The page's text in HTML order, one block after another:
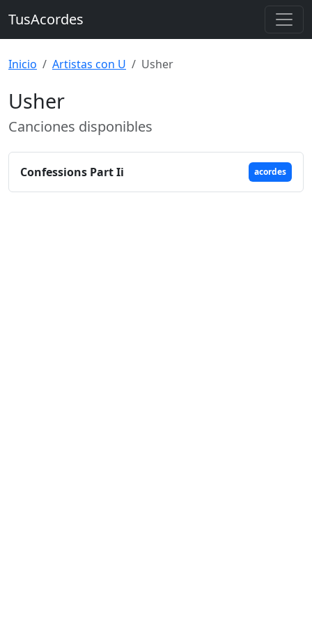
TusAcordes
Inicio Artistas con U Usher
Usher
Canciones disponibles
Confessions Part Ii acordes